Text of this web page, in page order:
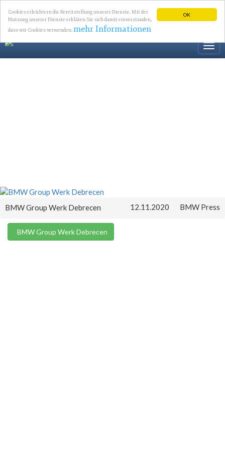
OK
Cookies erleichtern die Bereitstellung unserer Dienste. Mit der
Nutzung unserer Dienste erklären Sie sich damit einverstanden,
dass wir Cookies verwenden.mehr Informationen
BMW Group Werk Debrecen 12.11.2020 BMW Press
BMW Group Werk Debrecen